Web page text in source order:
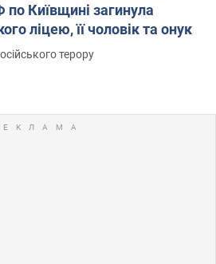
по Київщині загинула
ліцею, її чоловік та онук
терору